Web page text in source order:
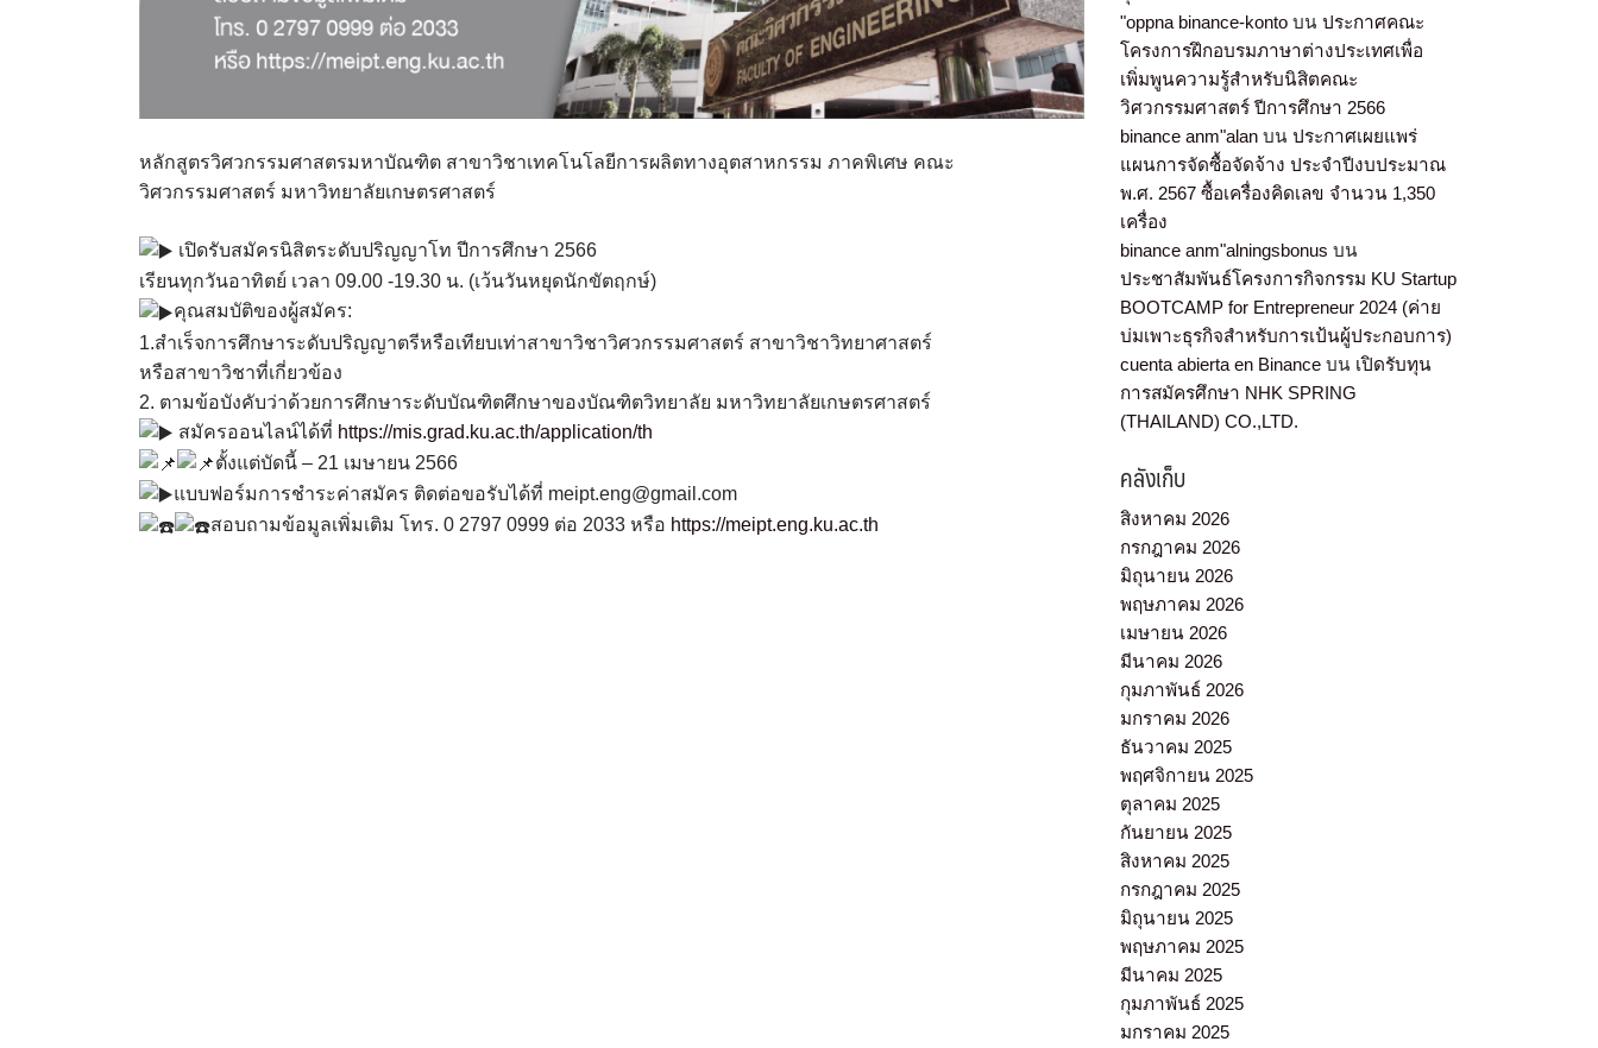
หลักสูตรวิศวกรรมศาสตรมหาบัณฑิต สาขาวิชาเทคโนโลยีการผลิตทางอุตสาหกรรม ภาคพิเศษ คณะ
วิศวกรรมศาสตร์ มหาวิทยาลัยเกษตรศาสตร์
เปิดรับสมัครนิสิตระดับปริญญาโท ปีการศึกษา 2566
เรียนทุกวันอาทิตย์ เวลา 09.00 -19.30 น. (เว้นวันหยุดนักขัตฤกษ์)
คุณสมบัติของผู้สมัคร:
1.สำเร็จการศึกษาระดับปริญญาตรีหรือเทียบเท่าสาขาวิชาวิศวกรรมศาสตร์ สาขาวิชาวิทยาศาสตร์
หรือสาขาวิชาที่เกี่ยวข้อง
2. ตามข้อบังคับว่าด้วยการศึกษาระดับบัณฑิตศึกษาของบัณฑิตวิทยาลัย มหาวิทยาลัยเกษตรศาสตร์
สมัครออนไลน์ได้ที่ https://mis.grad.ku.ac.th/application/th
ตั้งแต่บัดนี้ – 21 เมษายน 2566
แบบฟอร์มการชำระค่าสมัคร ติดต่อขอรับได้ที่ meipt.eng@gmail.com
สอบถามข้อมูลเพิ่มเติม โทร. 0 2797 0999 ต่อ 2033 หรือ https://meipt.eng.ku.ac.th
"oppna binance-konto บนประกาศคณะ
โครงการฝึกอบรมภาษาต่างประเทศเพื่อ
เพิ่มพูนความรู้สำหรับนิสิตคณะ
วิศวกรรมศาสตร์ ปีการศึกษา 2566
binance anm"alan บนประกาศเผยแพร่
แผนการจัดซื้อจัดจ้าง ประจำปีงบประมาณ
พ.ศ. 2567 ซื้อเครื่องคิดเลข จำนวน 1,350
เครื่อง
binance anm"alningsbonus บน
ประชาสัมพันธ์โครงการกิจกรรม KU Startup
BOOTCAMP for Entrepreneur 2024 (ค่าย
บ่มเพาะธุรกิจสำหรับการเป้นผู้ประกอบการ)
cuenta abierta en Binance บน เปิดรับทุน
การสมัครศึกษา NHK SPRING
(THAILAND) CO.,LTD.
คลังเก็บ
สิงหาคม 2026
กรกฎาคม 2026
มิถุนายน 2026
พฤษภาคม 2026
เมษายน 2026
มีนาคม 2026
กุมภาพันธ์ 2026
มกราคม 2026
ธันวาคม 2025
พฤศจิกายน 2025
ตุลาคม 2025
กันยายน 2025
สิงหาคม 2025
กรกฎาคม 2025
มิถุนายน 2025
พฤษภาคม 2025
มีนาคม 2025
กุมภาพันธ์ 2025
มกราคม 2025